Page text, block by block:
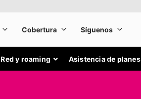
Red y roaming Asistencia de planes